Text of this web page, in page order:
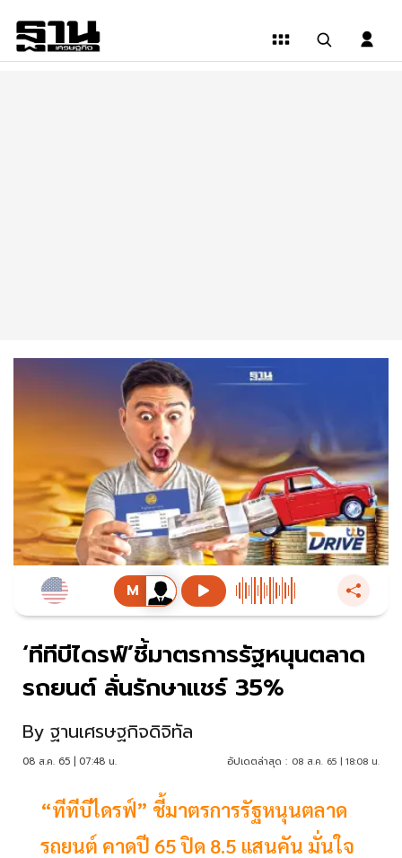
‘ทีทีบีไดรฟ์’ชี้มาตรการรัฐหนุนตลาด
รถยนต์ ลั่นรักษาแชร์ 35%
By ฐานเศรษฐกิจดิจิทัล
08 ส.ค. 65 | 07:48 น. อัปเดตล่าสุด : 08 ส.ค. 65 | 18:08 น.
“ทีทีบีไดรฟ์” ชี้มาตรการรัฐหนุนตลาด
รถยนต์ คาดปี 65 ปิด 8.5 แสนคัน มั่นใจ